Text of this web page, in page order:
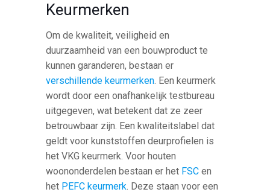
Keurmerken
Om de kwaliteit, veiligheid en
duurzaamheid van een bouwproduct te
kunnen garanderen, bestaan er
verschillende keurmerken. Een keurmerk
wordt door een onafhankelijk testbureau
uitgegeven, wat betekent dat ze zeer
betrouwbaar zijn. Een kwaliteitslabel dat
geldt voor kunststoffen deurprofielen is
het VKG keurmerk. Voor houten
woononderdelen bestaan er het FSC en
het PEFC keurmerk. Deze staan voor een